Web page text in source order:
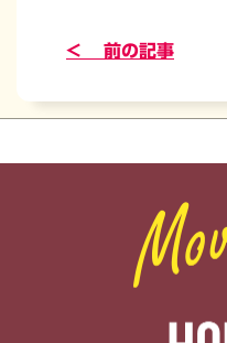
< 前の記事